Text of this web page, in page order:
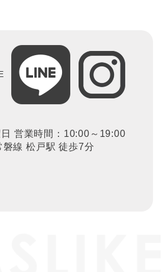
営業時間：10:00～19:00
磐線 松戸駅 徒歩7分